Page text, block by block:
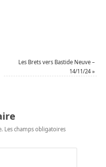
Les Brets vers Bastide Neuve –
14/11/24»
Les champs obligatoires